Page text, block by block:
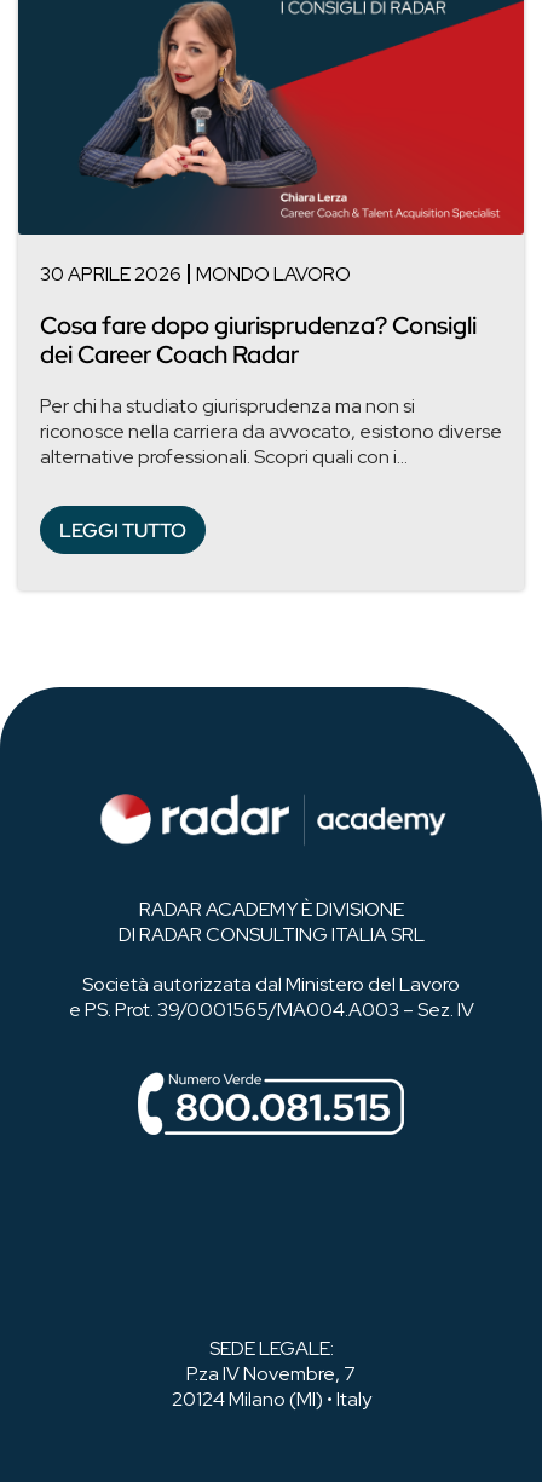
30 APRILE 2026 MONDO LAVORO
Cosa fare dopo giurisprudenza? Consigli
dei Career Coach Radar
Per chi ha studiato giurisprudenza ma non si
riconosce nella carriera da avvocato, esistono diverse
alternative professionali. Scopri quali con i...
LEGGI TUTTO
RADAR ACADEMY È DIVISIONE
DI RADAR CONSULTING ITALIA SRL
Società autorizzata dal Ministero del Lavoro
e PS. Prot. 39/0001565/MA004.A003 – Sez. IV
SEDE LEGALE:
P.za IV Novembre, 7
20124 Milano (MI) • Italy